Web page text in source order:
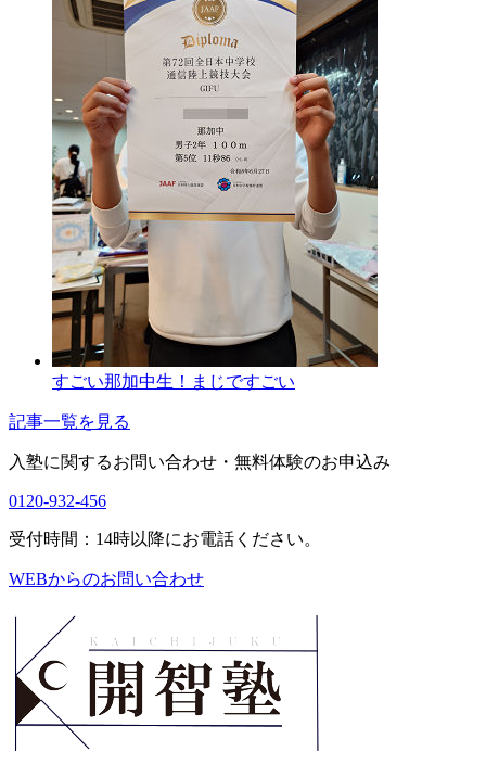
すごい那加中生！まじですごい
記事一覧を見る
入塾に関するお問い合わせ・ 無料体験のお申込み
0120-932-456
受付時間：14時以降にお電話ください。
WEBからのお問い合わせ